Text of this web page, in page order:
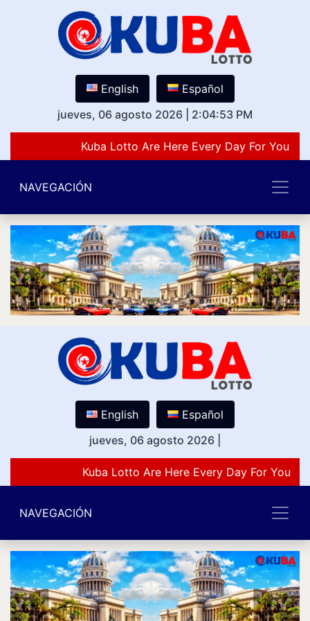
English
Español
jueves, 06 agosto 2026
2:04:53 PM
Kuba Lotto Are Here Every Day For You
NAVEGACIÓN
English
Español
jueves, 06 agosto 2026
Kuba Lotto Are Here Every Day For You
NAVEGACIÓN